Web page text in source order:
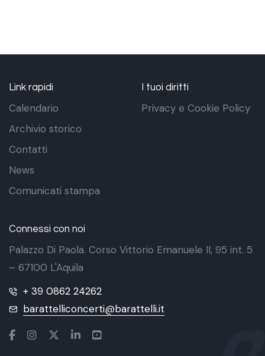
Link rapidi
Calendario
Archivio storico
Contatti
News
Comunicati stampa
I tuoi diritti
Privacy e Cookie Policy
Connessi con noi
Palazzo Di Paola. Corso Vittorio Emanuele II, 95 int. 5
– 67100 L'Aquila
+ 39 0862 24262
barattelliconcerti@barattelli.it